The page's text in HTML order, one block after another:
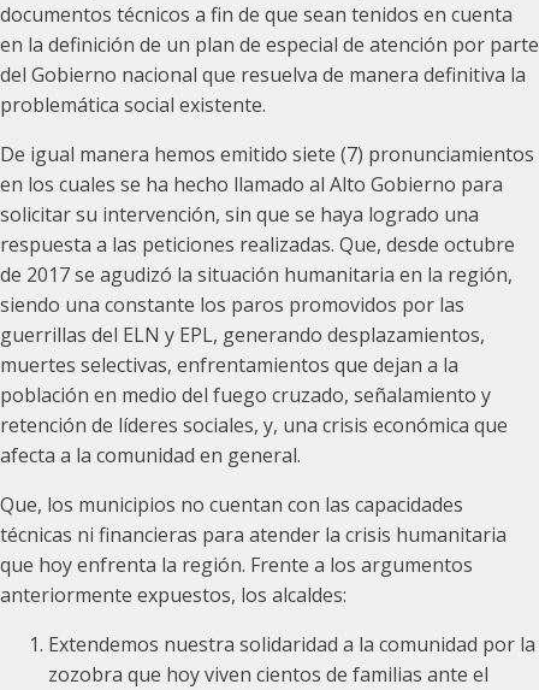
documentos técnicos a fin de que sean tenidos en cuenta
en la definición de un plan de especial de atención por parte
del Gobierno nacional que resuelva de manera definitiva la
problemática social existente.
De igual manera hemos emitido siete (7) pronunciamientos
en los cuales se ha hecho llamado al Alto Gobierno para
solicitar su intervención, sin que se haya logrado una
respuesta a las peticiones realizadas. Que, desde octubre
de 2017 se agudizó la situación humanitaria en la región,
siendo una constante los paros promovidos por las
guerrillas del ELN y EPL, generando desplazamientos,
muertes selectivas, enfrentamientos que dejan a la
población en medio del fuego cruzado, señalamiento y
retención de líderes sociales, y, una crisis económica que
afecta a la comunidad en general.
Que, los municipios no cuentan con las capacidades
técnicas ni financieras para atender la crisis humanitaria
que hoy enfrenta la región. Frente a los argumentos
anteriormente expuestos, los alcaldes:
Extendemos nuestra solidaridad a la comunidad por la
zozobra que hoy viven cientos de familias ante el